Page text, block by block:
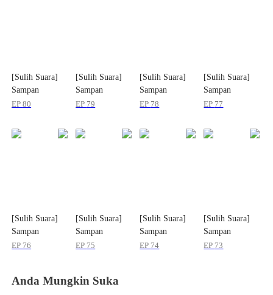
[Sulih Suara]
Sampan
Harapan
EP80
[Sulih Suara]
Sampan
Harapan
EP 79
[Sulih Suara]
Sampan
Harapan
EP 78
[Sulih Suara]
Sampan
Harapan
EP 77
[Sulih Suara]
Sampan
Harapan
EP 76
[Sulih Suara]
Sampan
Harapan
EP 75
[Sulih Suara]
Sampan
Harapan
EP 74
[Sulih Suara]
Sampan
Harapan
EP 73
Anda Mungkin Suka